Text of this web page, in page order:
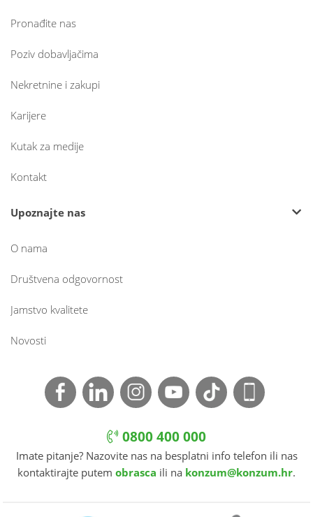
Pronađite nas
Poziv dobavljačima
Nekretnine i zakupi
Karijere
Kutak za medije
Kontakt
Upoznajte nas
O nama
Društvena odgovornost
Jamstvo kvalitete
Novosti
0800 400 000
Imate pitanje? Nazovite nas na besplatni info telefon ili nas
kontaktirajte putem obrasca ili na konzum@konzum.hr.